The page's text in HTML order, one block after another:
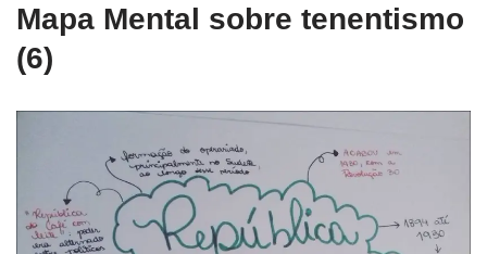
Mapa Mental sobre tenentismo
(6)